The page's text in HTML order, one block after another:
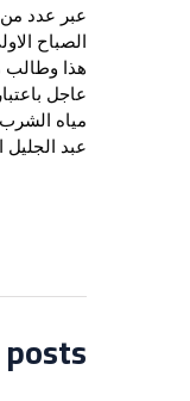
عبر عدد
الصباح
هذا وطالب
عاجل
مياه
عبد